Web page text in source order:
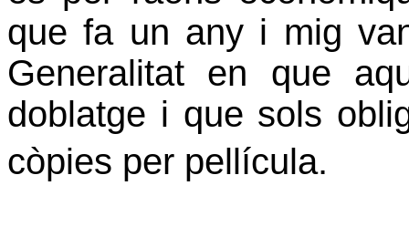
que fa un any i mig
Generalitat en que
doblatge i que sols
còpies per pellícula.